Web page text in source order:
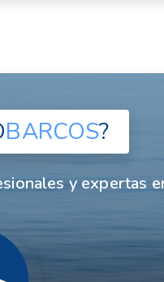
BARCOS?
y expertas